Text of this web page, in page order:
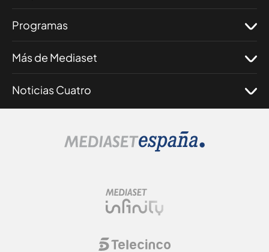
Programas
Más de Mediaset
Noticias Cuatro